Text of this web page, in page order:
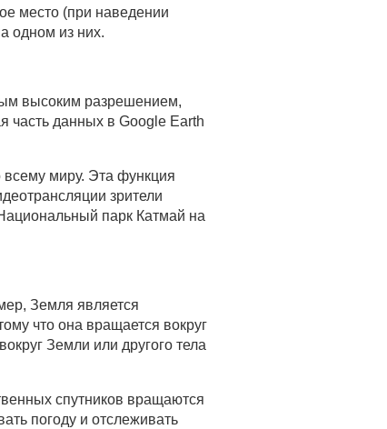
место (при наведении
одном из них.
высоким разрешением,
данных в Google Earth
всему миру. Эта функция
зрители
парк Катмай на
Земля является
что она вращается вокруг
Земли или другого тела
спутников вращаются
погоду и отслеживать